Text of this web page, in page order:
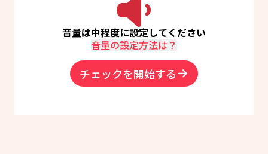
音量は中程度に設定してください
音量の設定方法は？
チェックを開始する